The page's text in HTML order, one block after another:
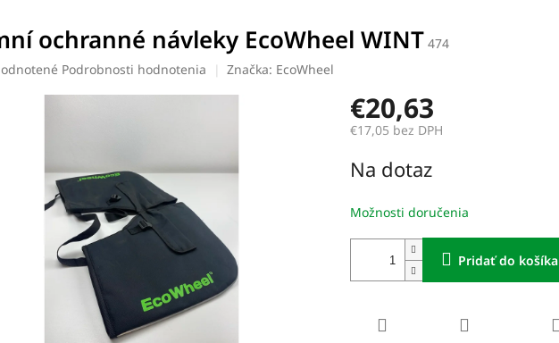
ochranné návleky EcoWheel WINT 474
Podrobnosti hodnotenia Značka: EcoWheel
€20,63
€17,05 bez DPH
cena:
Na dotaz
Možnosti doručenia
Pridať do košíka